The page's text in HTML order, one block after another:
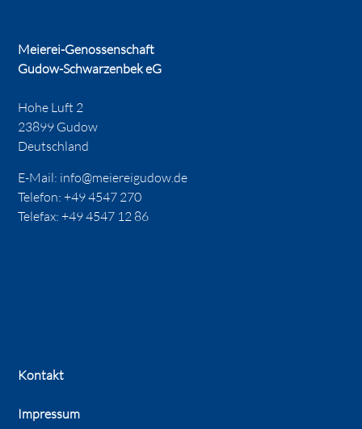
Meierei-Genossenschaft
Gudow-Schwarzenbek eG
Hohe Luft 2
23899 Gudow
Deutschland
E-Mail: info@meiereigudow.de
Telefon:+49 4547 270
Telefax: +49 4547 12 86
Kontakt
Impressum